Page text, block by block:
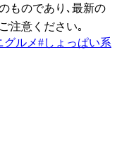
ものであり､最新の
注意ください｡
グルメ#しょっぱい系